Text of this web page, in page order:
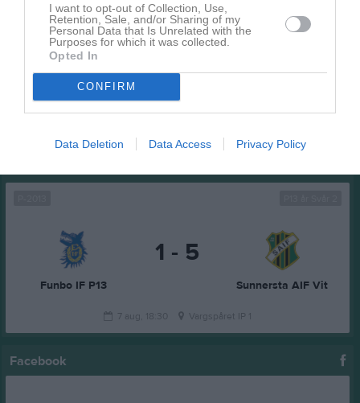
I want to opt-out of Collection, Use,
Retention, Sale, and/or Sharing of my
Personal Data that Is Unrelated with the
Purposes for which it was collected.
Opted In
CONFIRM
Data Deletion Data Access Privacy Policy
Vaksala SK P11-13 LS (borta) 12 aug, 15:30
Träning 13 aug, 16:30
Funbo IF P13
1 - 5
Sunnersta AIF Vit
7 aug, 18:30 Vargspåret IP 1
Facebook